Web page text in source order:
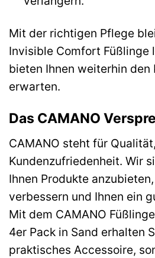
Mit der richtigen Pflege
Invisible Comfort Füßlinge
bieten Ihnen weiterhin den
erwarten.
Das CAMANO
CAMANO steht für
Kundenzufriedenheit. Wir
Ihnen Produkte
verbessern und Ihnen ein
Mit dem CAMANO
4er Pack in Sand erhalten
praktisches Accessoire,